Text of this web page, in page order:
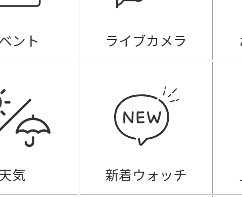
ント ライブカメラ
気 新着ウォッチ